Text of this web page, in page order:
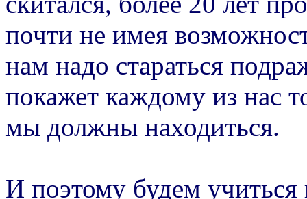
почти не имея
нам надо стараться
покажет каждому из нас
мы должны находиться.
И поэтому будем учиться